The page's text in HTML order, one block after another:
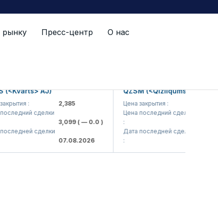
Пресс-центр О нас
AJ)
:
2,385
сделки
3,099( — 0.0 )
сделки
07.08.2026
QZSM (<Qizilqumsement> AJ)
Цена закрытия :
Цена последний сделки
Дата последней сделки